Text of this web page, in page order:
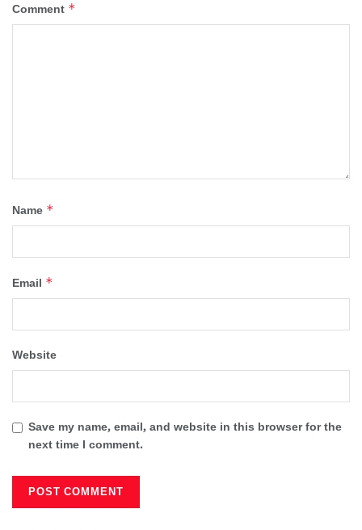
Comment *
Name *
Email *
Website
Save my name, email, and website in this browser for the
next time I comment.